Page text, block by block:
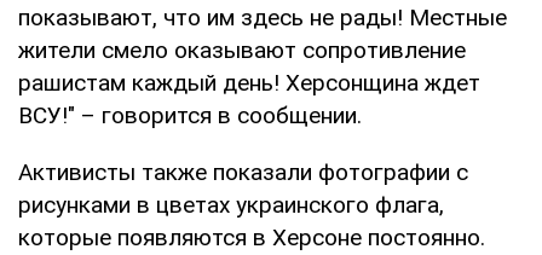
показывают, что им здесь не рады! Местные
жители смело оказывают сопротивление
рашистам каждый день! Херсонщина ждет
ВСУ!" – говорится в сообщении.
Активисты также показали фотографии с
рисунками в цветах украинского флага,
которые появляются в Херсоне постоянно.